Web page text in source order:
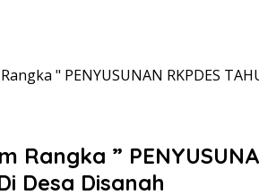
" PENYUSUNAN RKPDES
”
Desa Disanah